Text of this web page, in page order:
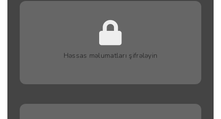
Həssas məlumatları şifrələyin